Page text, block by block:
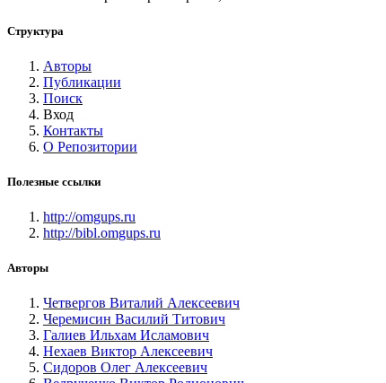
Структура
Авторы
Публикации
Поиск
Вход
Контакты
О Репозитории
Полезные ссылки
http://omgups.ru
http://bibl.omgups.ru
Авторы
Четвергов Виталий Алексеевич
Черемисин Василий Титович
Галиев Ильхам Исламович
Нехаев Виктор Алексеевич
Сидоров Олег Алексеевич